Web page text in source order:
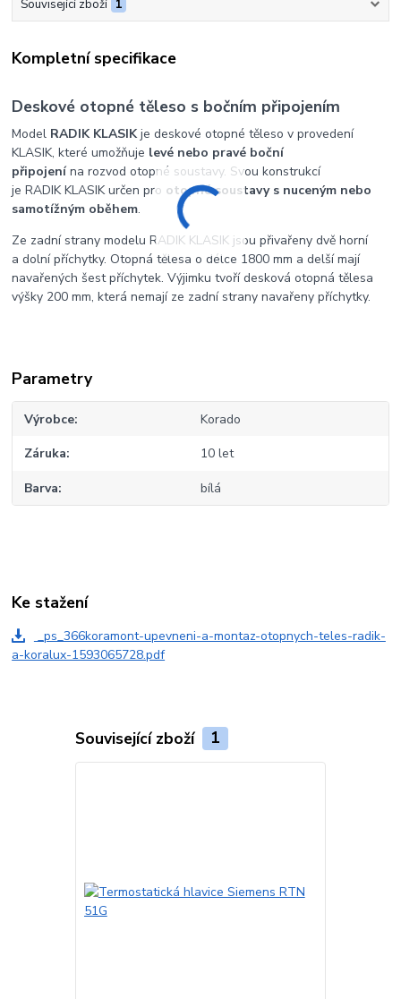
Související zboží 1
Kompletní specifikace
Deskové otopné těleso s bočním připojením
Model RADIK KLASIKje deskové otopné těleso v provedení
KLASIK, které umožňuje levé nebo pravé boční
připojenína rozvod otopné soustavy. Svou konstrukcí
je RADIK KLASIK určen pro otopné soustavy s nuceným nebo
samotížným oběhem.
Ze zadní strany modelu RADIK KLASIK jsou přivařeny dvě horní
a dolní příchytky. Otopná tělesa o délce 1800 mm a delší mají
navařených šest příchytek. Výjimku tvoří desková otopná tělesa
výšky 200 mm, která nemají ze zadní strany navařeny příchytky.
Parametry
Výrobce Korado
Záruka 10 let
Barva bílá
Ke stažení
_ps_366koramont-upevneni-a-montaz-otopnych-teles-radik-
a-koralux-1593065728.pdf
Související zboží 1